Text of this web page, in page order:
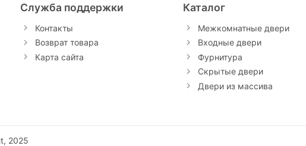
Служба поддержки
Контакты
Возврат товара
Карта сайта
Каталог
Межкомнатные двери
Входные двери
Фурнитура
Скрытые двери
Двери из массива
2025